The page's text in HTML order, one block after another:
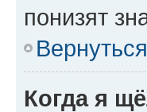
понизят
Когда я